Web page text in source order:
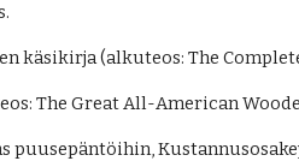
käsikirja (alkuteos: The
The Great All-American
puusepäntöihin,